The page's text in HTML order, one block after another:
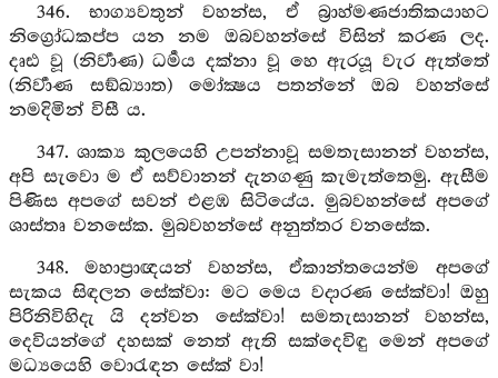
346. භාග්‍යවතුන් වහන්ස, ඒ බ්‍රාහ්මණජාතිකයාහට
නිග්‍රෝධකප්ප යන නම ඔබවහන්සේ විසින් කරණ ලද.
දෘඪ වූ (නිර්‍වාණ) ධර්‍මය දක්නා වූ හෙ ඇරයූ වැර ඇත්තේ
(නිර්‍වාණ සඞ්ඛ්‍යාත) මෝක්‍ෂය පතන්නේ ඔබ වහන්සේ
නමදිමින් විසී ය.
347. ශාක්‍ය කුලයෙහි උපන්නාවූ සමතැසානන් වහන්ස,
අපි සැවො ම ඒ සව්වානන් දැනගණු කැමැත්තෙමු. ඇසීම
පිණිස අපගේ සවන් එළඹ සිටියේය. මුබවහන්සේ අපගේ
ශාස්තෘ වනසේක. මුබවහන්සේ අනුත්තර වනසේක.
348. මහාප්‍රාඥයන් වහන්ස, ඒකාන්තයෙන්ම අපගේ
සැකය සිඳලන සේක්වා: මට මෙය වදාරණ සේක්වා! ඔහු
පිරිනිවිහිදැ යි දන්වන සේක්වා! සමතැසානන් වහන්ස,
දෙවියන්ගේ දහසක් නෙත් ඇති සක්දෙවිඳු මෙන් අපගේ
මධ්‍යයෙහි වොරැඳන සේක් වා!